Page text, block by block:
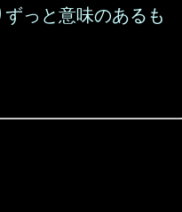
っと意味のあるも